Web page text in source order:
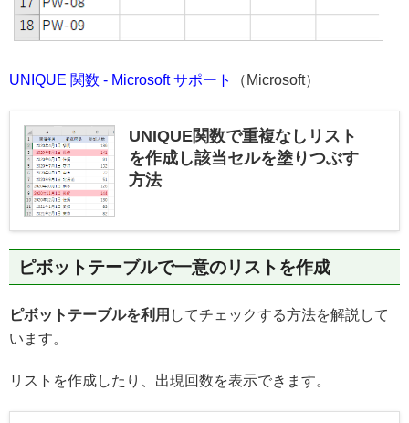
UNIQUE 関数 - Microsoft サポート （Microsoft）
UNIQUE関数で重複なしリスト
を作成し該当セルを塗りつぶす
方法
ピボットテーブルで一意のリストを作成
ピボットテーブルを利用 してチェックする方法を解説して
います。
リストを作成したり、出現回数を表示できます。